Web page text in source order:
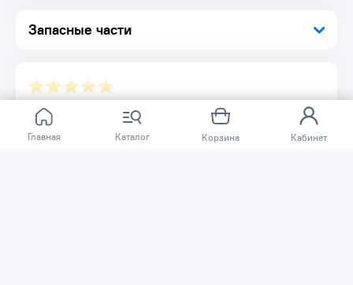
Главная Каталог Корзина Кабинет
Запасные части
Отзывов ещё нет.
Расскажите о товаре, который приобрели у нас.